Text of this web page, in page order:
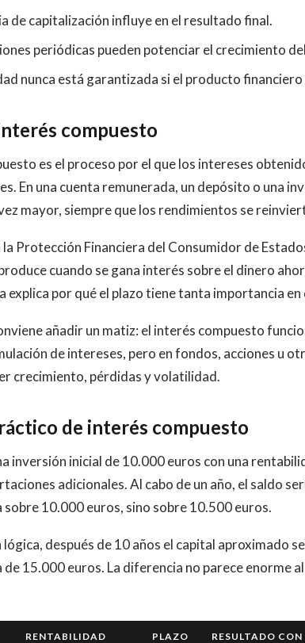
de capitalización influye en el resultado final.
periódicas pueden potenciar el crecimiento
nunca está garantizada si el producto
compuesto
es el proceso por el que los intereses
En una cuenta remunerada, un depósito o una
mayor, siempre que los rendimientos se
la Protección Financiera del Consumidor de
cuando se gana interés sobre el dinero
explica por qué el plazo tiene tanta importancia
añadir un matiz: el interés compuesto
de intereses, pero en fondos, acciones u
crecimiento, pérdidas y volatilidad.
de interés compuesto
inversión inicial de 10.000 euros con una
adicionales. Al cabo de un año, el saldo
sobre 10.000 euros, sino sobre 10.500 euros.
lógica, después de 10 años el capital aproximado
15.000 euros. La diferencia no parece enorme
RENTABILIDAD
PLAZO
RESULTADO CON